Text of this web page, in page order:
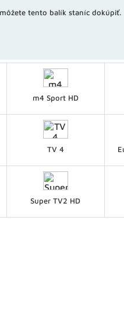
tento balík staníc dokúpiť.
m4 Sport HD
TV 4
Super TV2 HD